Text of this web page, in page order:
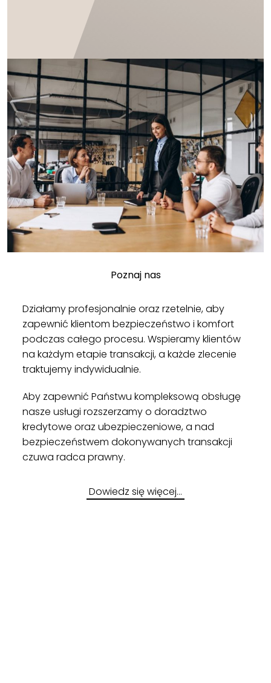
Poznaj nas
Działamy profesjonalnie oraz rzetelnie, aby
zapewnić klientom bezpieczeństwo i komfort
podczas całego procesu. Wspieramy klientów
na każdym etapie transakcji, a każde zlecenie
traktujemy indywidualnie.
Aby zapewnić Państwu kompleksową obsługę
nasze usługi rozszerzamy o doradztwo
kredytowe oraz ubezpieczeniowe, a nad
bezpieczeństwem dokonywanych transakcji
czuwa radca prawny.
Dowiedz się więcej…